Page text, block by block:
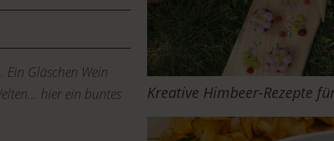
Gläschen Wein
hier ein buntes
Kreative Himbeer-Rezepte